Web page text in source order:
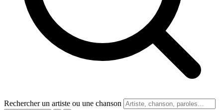
Rechercher un artiste ou une chanson